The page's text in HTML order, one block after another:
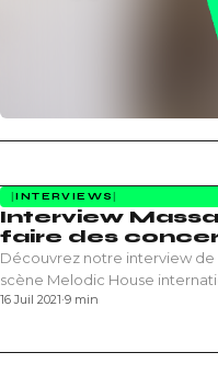
INTERVIEWS
Interview
faire des
Découvrez notre interview de
scène Melodic House
16 Juil 2021·9 min